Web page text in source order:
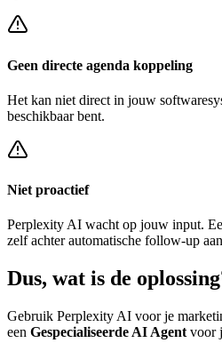
Geen directe agenda koppeling
Het kan niet direct in jouw
beschikbaar bent.
Niet proactief
Perplexity AI wacht op jouw input.
zelf achterautomatische follow-up
Dus, wat is de
Gebruik Perplexity AI voor je
een Gespecialiseerde AI Agent voor